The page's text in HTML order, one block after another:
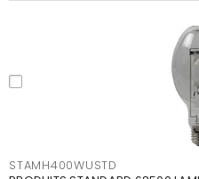
STAMH400WUSTD